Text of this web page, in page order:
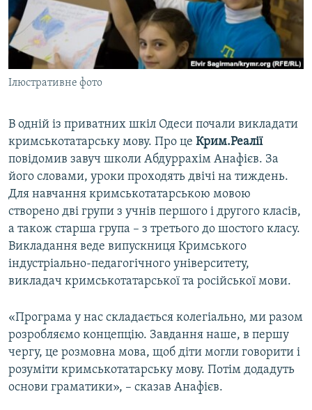
ВІДЕОУРОКИ «ELIFBE»
СВІДЧЕННЯ ОКУПАЦІЇ
УКРАЇНСЬКА ПРОБЛЕМА КРИМУ
ІНФОГРАФІКА
Русский
Qırımtatar
ДОЛУЧАЙСЯ!
Усі сайти RFE/RL
Ілюстративне фото
В одній із приватних шкіл Одеси почали викладати
кримськотатарську мову. Про це Крим.Реалії
повідомив завуч школи Абдуррахім Анафієв. За
його словами, уроки проходять двічі на тиждень.
Для навчання кримськотатарською мовою
створено дві групи з учнів першого і другого класів,
а також старша група – з третього до шостого класу.
Викладання веде випускниця Кримського
індустріально-педагогічного університету,
викладач кримськотатарської та російської мови.
«Програма у нас складається колегіально, ми разом
розробляємо концепцію. Завдання наше, в першу
чергу, це розмовна мова, щоб діти могли говорити і
розуміти кримськотатарську мову. Потім додадуть
основи граматики», – сказав Анафієв.